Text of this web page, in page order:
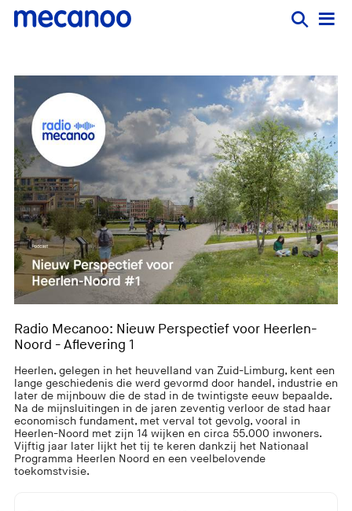
Radio Mecanoo: Nieuw Perspectief voor Heerlen-
Noord - Aflevering 1
Heerlen, gelegen in het heuvelland van Zuid-Limburg, kent een
lange geschiedenis die werd gevormd door handel, industrie en
later de mijnbouw die de stad in de twintigste eeuw bepaalde.
Na de mijnsluitingen in de jaren zeventig verloor de stad haar
economisch fundament, met verval tot gevolg, vooral in
Heerlen-Noord met zijn 14 wijken en circa 55.000 inwoners.
Vijftig jaar later lijkt het tij te keren dankzij het Nationaal
Programma Heerlen Noord en een veelbelovende
toekomstvisie.